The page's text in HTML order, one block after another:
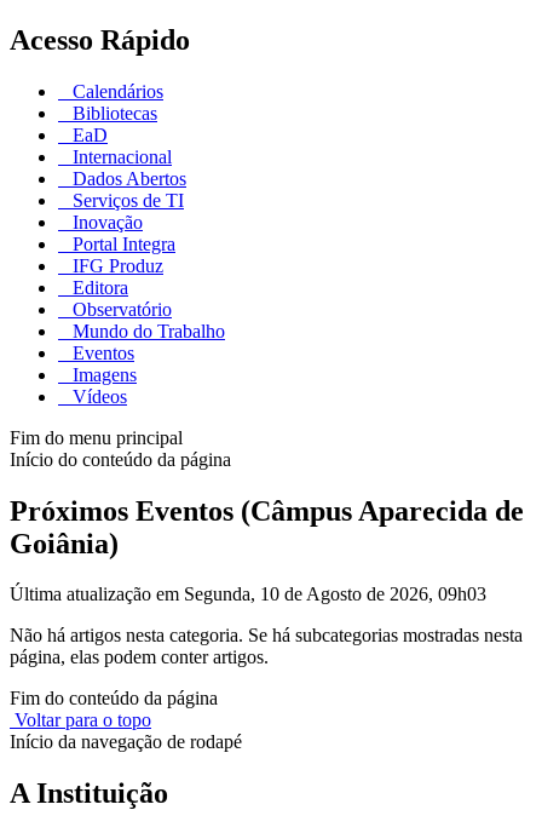
Acesso Rápido
Calendários
Bibliotecas
EaD
Internacional
Dados Abertos
Serviços de TI
Inovação
Portal Integra
IFG Produz
Editora
Observatório
Mundo do Trabalho
Eventos
Imagens
Vídeos
Fim do menu principal
Início do conteúdo da página
Próximos Eventos (Câmpus Aparecida de
Goiânia)
Última atualização em Segunda, 10 de Agosto de 2026, 09h03
Não há artigos nesta categoria. Se há subcategorias mostradas nesta
página, elas podem conter artigos.
Fim do conteúdo da página
Voltar para o topo
Início da navegação de rodapé
A Instituição